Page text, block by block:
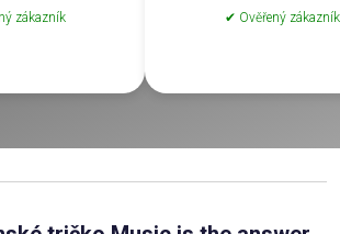
zákazník ✔ Ověřený zákazník